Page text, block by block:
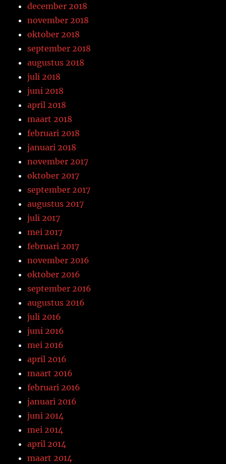
december 2018
november 2018
oktober 2018
september 2018
augustus 2018
juli 2018
juni 2018
april 2018
maart 2018
februari 2018
januari 2018
november 2017
oktober 2017
september 2017
augustus 2017
juli 2017
mei 2017
februari 2017
november 2016
oktober 2016
september 2016
augustus 2016
juli 2016
juni 2016
mei 2016
april 2016
maart 2016
februari 2016
januari 2016
juni 2014
mei 2014
april 2014
maart 2014